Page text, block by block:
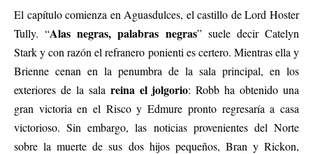
El capítulo comienza en Aguasdulces, el castillo de Lord Hoster
Tully. “Alas negras, palabras negras” suele decir Catelyn
Stark y con razón el refranero ponienti es certero. Mientras ella y
Brienne cenan en la penumbra de la sala principal, en los
exteriores de la sala reina el jolgorio: Robb ha obtenido una
gran victoria en el Risco y Edmure pronto regresaría a casa
victorioso. Sin embargo, las noticias provenientes del Norte
sobre la muerte de sus dos hijos pequeños, Bran y Rickon,